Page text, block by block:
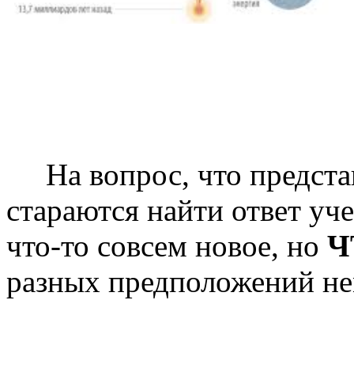
На вопрос, что
стараются найти ответ
что-то совсем новое, но
разных предположений